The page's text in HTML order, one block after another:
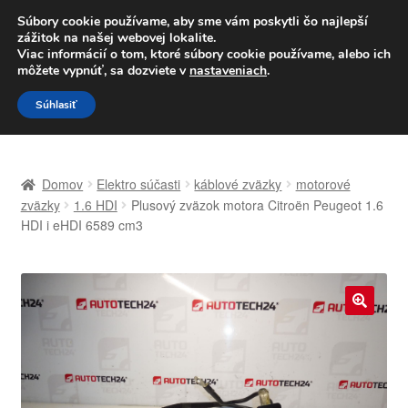
DOPRAVA od 6 EUR
Po–Pi 09:00–16:00 233 221 276
Preskočiť
na
navigáciu
Preskočiť
na
obsah
Celosvetová preprava
Kontakt
Domov Elektro súčasti káblové zväzky
motorové
zväzky
1.6 HDI
Plusový zväzok motora Citroën Peugeot 1.6
HDI i eHDI 6589 cm3
Súbory cookie používame, aby sme vám poskytli čo najlepší
zážitok na našej webovej lokalite.
Viac informácií o tom, ktoré súbory cookie používame, alebo ich
môžete vypnúť, sa dozviete v nastaveniach.
Súhlasiť